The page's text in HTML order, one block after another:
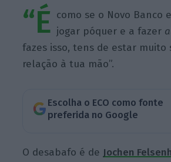
“É como se o Novo Banco
jogar póquer e a fazer
fazes isso, tens de estar muito
relação à tua mão”.
Escolha o ECO como fonte
preferida no Google
O desabafo é de Jochen